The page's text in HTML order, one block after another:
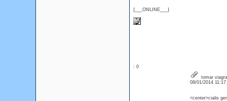
{___ONLINE___}
: 0
tomar
08/01/2014
<center>cialis